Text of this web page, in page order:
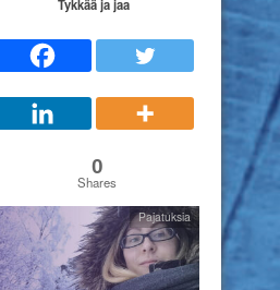
Tykkää ja jaa
0
Shares
Pajatuksia